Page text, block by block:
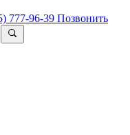
777-96-39 Позвонить